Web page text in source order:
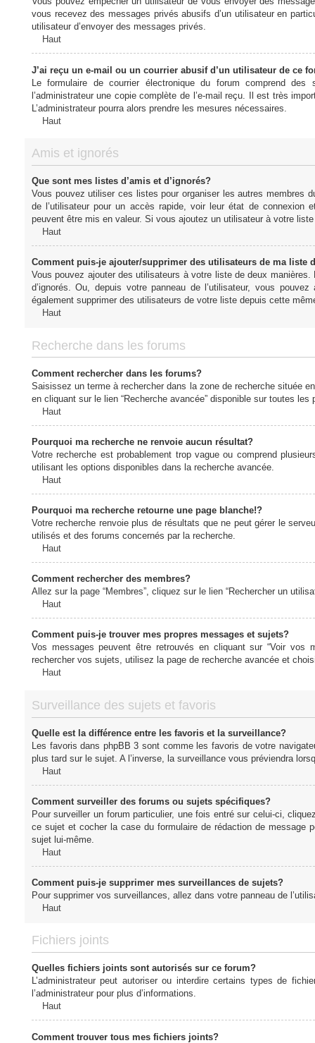
vous recevez des messages privés abusifs d’un utilisateur en
utilisateur d’envoyer des messages privés.
Haut
J’ai reçu un e-mail ou un courrier abusif d’un utilisateur de ce
Le formulaire de courrier électronique du forum comprend
l’administrateur une copie complète de l’e-mail reçu. Il est très
L’administrateur pourra alors prendre les mesures nécessaires.
Haut
Amis et ignorés
Que sont mes listes d’amis et d’ignorés?
Vous pouvez utiliser ces listes pour organiser les autres membres
de l’utilisateur pour un accès rapide, voir leur état de connexion
peuvent être mis en valeur. Si vous ajoutez un utilisateur à votre
Haut
Comment puis-je ajouter/supprimer des utilisateurs de ma liste
Vous pouvez ajouter des utilisateurs à votre liste de deux
d’ignorés. Ou, depuis votre panneau de l’utilisateur, vous
également supprimer des utilisateurs de votre liste depuis cette
Haut
Recherche dans les forums
Comment rechercher dans les forums?
Saisissez un terme à rechercher dans la zone de recherche située
en cliquant sur le lien “Recherche avancée” disponible sur toutes
Haut
Pourquoi ma recherche ne renvoie aucun résultat?
Votre recherche est probablement trop vague ou comprend
utilisant les options disponibles dans la recherche avancée.
Haut
Pourquoi ma recherche retourne une page blanche!?
Votre recherche renvoie plus de résultats que ne peut gérer le
utilisés et des forums concernés par la recherche.
Haut
Comment rechercher des membres?
Allez sur la page “Membres”, cliquez sur le lien “Rechercher un
Haut
Comment puis-je trouver mes propres messages et sujets?
Vos messages peuvent être retrouvés en cliquant sur “Voir vos
rechercher vos sujets, utilisez la page de recherche avancée et
Haut
Surveillance des sujets et favoris
Quelle est la différence entre les favoris et la surveillance?
Les favoris dans phpBB 3 sont comme les favoris de votre
plus tard sur le sujet. A l’inverse, la surveillance vous préviendra
Haut
Comment surveiller des forums ou sujets spécifiques?
Pour surveiller un forum particulier, une fois entré sur celui-ci,
ce sujet et cocher la case du formulaire de rédaction de message
sujet lui-même.
Haut
Comment puis-je supprimer mes surveillances de sujets?
Pour supprimer vos surveillances, allez dans votre panneau de
Haut
Fichiers joints
Quelles fichiers joints sont autorisés sur ce forum?
L’administrateur peut autoriser ou interdire certains types de
l’administrateur pour plus d’informations.
Haut
Comment trouver tous mes fichiers joints?